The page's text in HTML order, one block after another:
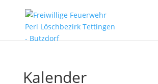
Kalender